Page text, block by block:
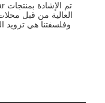
العالية من قبل
وفلسفتنا هي تزويد